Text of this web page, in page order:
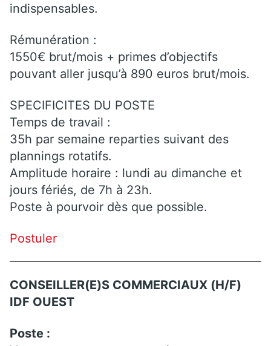
indispensables.
Rémunération :
1550€ brut/mois + primes d’objectifs
pouvant aller jusqu’à 890 euros brut/mois.
SPECIFICITES DU POSTE
Temps de travail :
35h par semaine reparties suivant des
plannings rotatifs.
Amplitude horaire : lundi au dimanche et
jours fériés, de 7h à 23h.
Poste à pourvoir dès que possible.
Postuler
CONSEILLER(E)S COMMERCIAUX (H/F)
IDF OUEST
Poste :